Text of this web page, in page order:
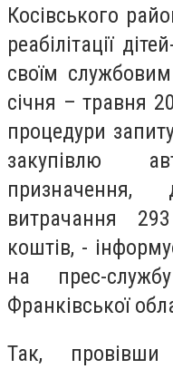
Косівського
реабілітації
своїм
січня – травня
процедури
закупівлю
призначення,
витрачання
коштів, -
на прес-
Франківської
Так, провівши